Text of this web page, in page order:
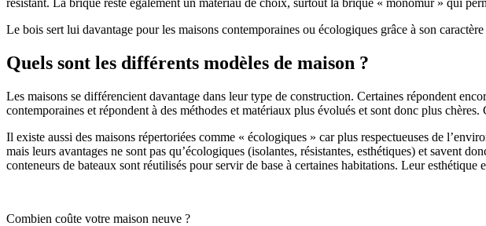
Le bois sert lui davantage pour les maisons contemporaines ou écologiques grâce à son
Quels sont les différents modèles de maison ?
Les maisons se différencient davantage dans leur type de construction. Certaines répondent
contemporaines et répondent à des méthodes et matériaux plus évolués et sont donc plus
Il existe aussi des maisons répertoriées comme « écologiques » car plus respectueuses de
mais leurs avantages ne sont pas qu’écologiques (isolantes, résistantes, esthétiques) et savent
conteneurs de bateaux sont réutilisés pour servir de base à certaines habitations. Leur esthétique
Combien coûte votre maison neuve ?